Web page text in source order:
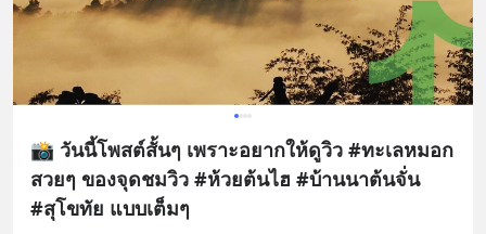
📸 วันนี้โพสต์สั้นๆ เพราะอยากให้ดูวิว #ทะเลหมอก
สวยๆ ของจุดชมวิว #ห้วยต้นไฮ #บ้านนาต้นจั่น
#สุโขทัย แบบเต็มๆ